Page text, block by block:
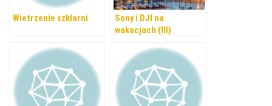
Wietrzenie szklarni
Sony i DJI na
wakacjach (III)